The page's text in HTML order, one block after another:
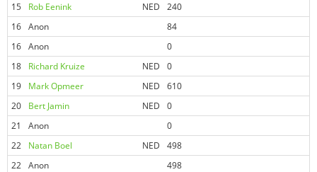
15
Rob Eenink NED 240
16 Anon 84
16 Anon 0
18
Richard Kruize NED 0
19
Mark Opmeer NED 610
20
Bert Jamin NED 0
21
Anon 0
22
Natan Boel NED 498
22 Anon 498